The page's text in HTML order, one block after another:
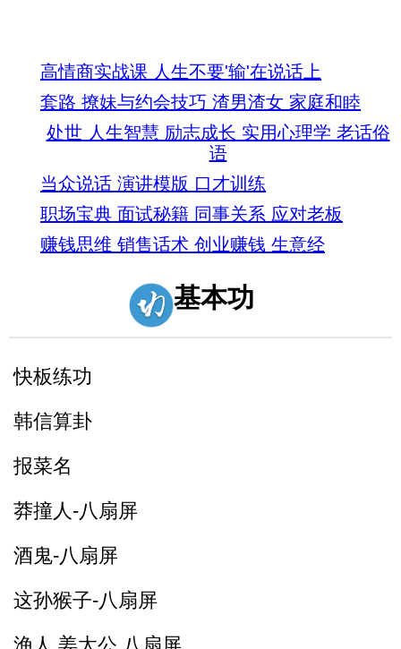
高情商实战课 人生不要'输'在说话上
套路 撩妹与约会技巧 渣男渣女 家庭和睦
处世 人生智慧 励志成长 实用心理学 老话俗
语
当众说话 演讲模版 口才训练
职场宝典 面试秘籍 同事关系 应对老板
赚钱思维 销售话术 创业赚钱 生意经
基本功
快板练功
韩信算卦
报菜名
莽撞人-八扇屏
酒鬼-八扇屏
这孙猴子-八扇屏